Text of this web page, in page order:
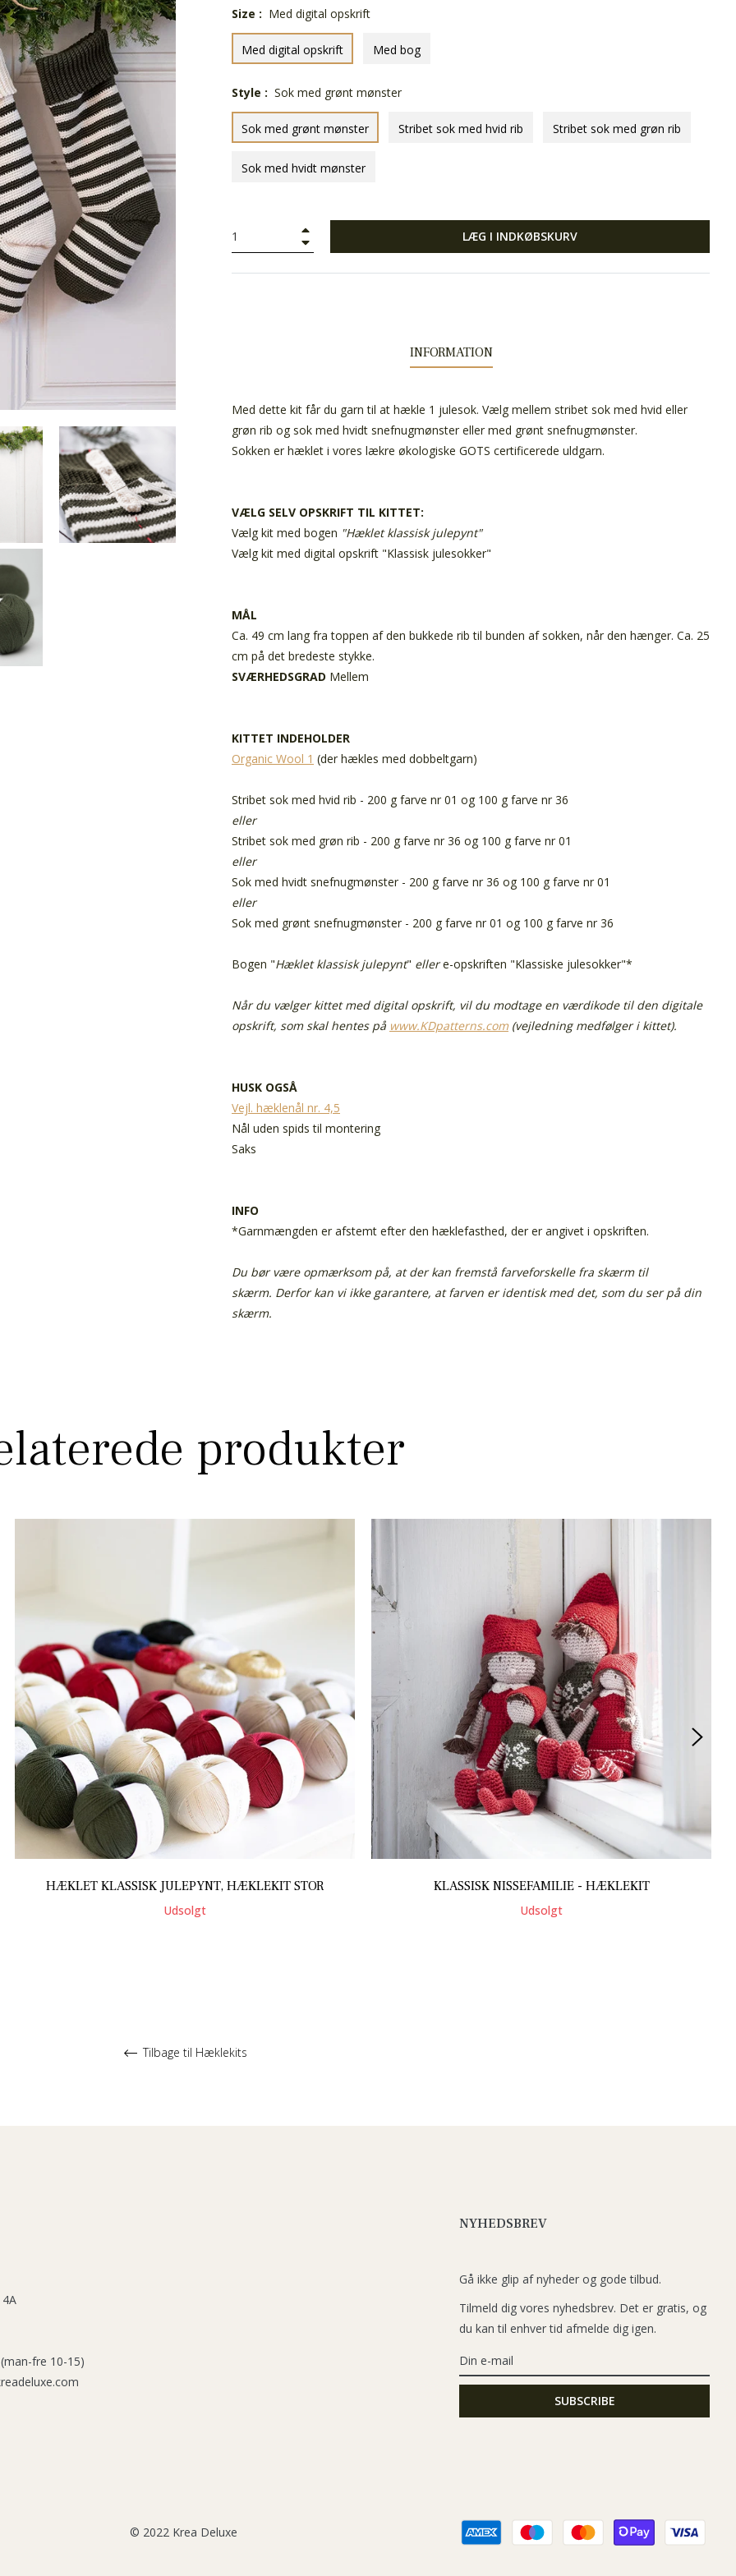
Size : Med digital opskrift
Med digital opskrift Med bog
Style : Sok med grønt mønster
Sok med grønt mønster Stribet sok med hvid rib Stribet sok med grøn rib
Sok med hvidt mønster
LÆG I INDKØBSKURV
INFORMATION
Med dette kit får du garn til at hækle 1 julesok. Vælg mellem stribet sok med hvid eller
grøn rib og sok med hvidt snefnugmønster eller med grønt snefnugmønster.
Sokken er hæklet i vores lækre økologiske GOTS certificerede uldgarn.
VÆLG SELV OPSKRIFT TIL KITTET:
Vælg kit med bogen "Hæklet klassisk julepynt"
Vælg kit med digital opskrift "Klassisk julesokker"
MÅL
Ca. 49 cm lang fra toppen af den bukkede rib til bunden af sokken, når den hænger. Ca. 25
cm på det bredeste stykke.
SVÆRHEDSGRAD Mellem
KITTET INDEHOLDER
Organic Wool 1 (der hækles med dobbeltgarn)
Stribet sok med hvid rib - 200 g farve nr 01 og 100 g farve nr 36
eller
Stribet sok med grøn rib - 200 g farve nr 36 og 100 g farve nr 01
eller
Sok med hvidt snefnugmønster - 200 g farve nr 36 og 100 g farve nr 01
eller
Sok med grønt snefnugmønster - 200 g farve nr 01 og 100 g farve nr 36
Bogen "Hæklet klassisk julepynt" ellere-opskriften "Klassiske julesokker"*
Når du vælger kittet med digital opskrift, vil du modtage en værdikode til den digitale
opskrift, som skal hentes på www.KDpatterns.com (vejledning medfølger i kittet).
HUSK OGSÅ
Vejl. hæklenål nr. 4,5
Nål uden spids til montering
Saks
INFO
*Garnmængden er afstemt efter den hæklefasthed, der er angivet i opskriften.
Du bør være opmærksom på, at der kan fremstå farveforskelle fra skærm til
skærm. Derfor kan vi ikke garantere, at farven er identisk med det, som du ser på din
skærm.
produkter
HÆKLET KLASSISK JULEPYNT, HÆKLEKIT STOR
Udsolgt
KLASSISK NISSEFAMILIE - HÆKLEKIT
Udsolgt
Tilbage til Hæklekits
fre 10-15)
NYHEDSBREV
Gå ikke glip af nyheder og gode tilbud.
Tilmeld dig vores nyhedsbrev. Det er gratis, og
du kan til enhver tid afmelde dig igen.
© 2022 Krea Deluxe